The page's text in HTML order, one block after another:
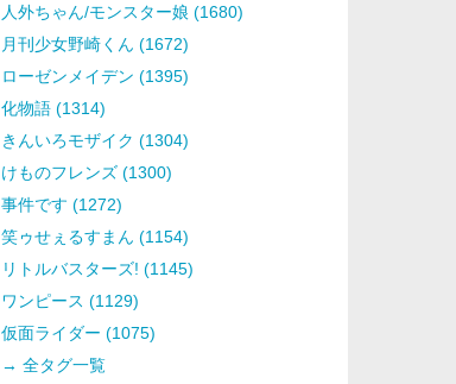
人外ちゃん/モンスター娘 (1680)
月刊少女野崎くん (1672)
ローゼンメイデン (1395)
化物語 (1314)
きんいろモザイク (1304)
けものフレンズ (1300)
事件です (1272)
笑ゥせぇるすまん (1154)
リトルバスターズ! (1145)
ワンピース (1129)
仮面ライダー (1075)
→ 全タグ一覧